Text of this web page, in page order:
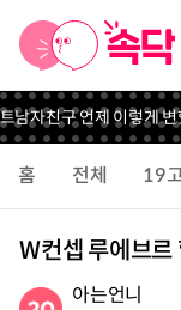
자친구 언제 이렇게 변했
홈 전체 19
W컨셉 루에브르
아는언니